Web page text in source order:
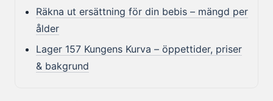
Räkna ut ersättning för din bebis – mängd per
ålder
Lager 157 Kungens Kurva – öppettider, priser
& bakgrund